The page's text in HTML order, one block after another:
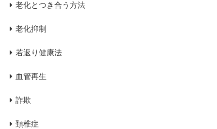
老化とつき合う方法
老化抑制
若返り健康法
血管再生
詐欺
頚椎症